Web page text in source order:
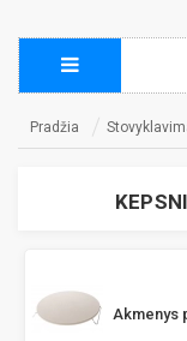
Pradžia
Akmenys